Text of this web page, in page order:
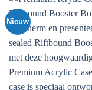
Nieuw